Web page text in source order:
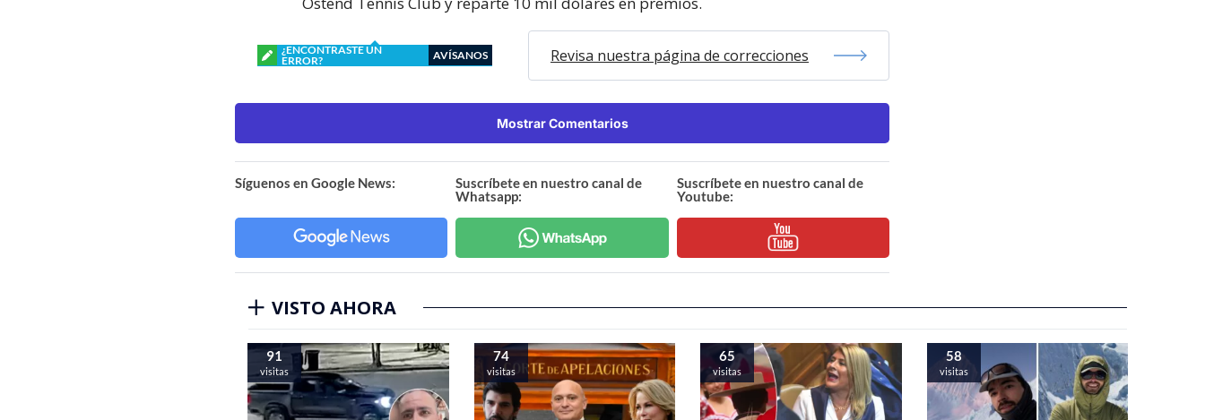
¿ENCONTRASTE UN
ERROR?
AVÍSANOS Revisa nuestra página de correcciones
Mostrar Comentarios
Síguenos en Google News:
Suscríbete en nuestro canal de
Whatsapp:
Suscríbete en nuestro canal de
Youtube:
VISTO AHORA
91
visitas
74
visitas
65
visitas
58
visitas